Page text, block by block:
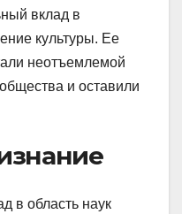
вклад в
культуры. Ее
неотъемлемой
и оставили
в область наук